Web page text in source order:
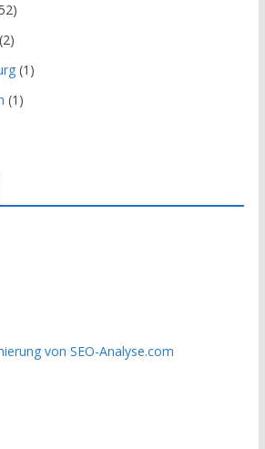
(1)
(1)
von SEO-Analyse.com